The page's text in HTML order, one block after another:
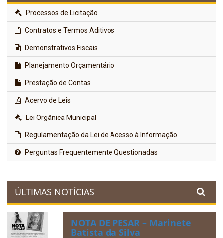
Processos de Licitação
Contratos e Termos Aditivos
Demonstrativos Fiscais
Planejamento Orçamentário
Prestação de Contas
Acervo de Leis
Lei Orgânica Municipal
Regulamentação da Lei de Acesso à Informação
Perguntas Frequentemente Questionadas
ÚLTIMAS NOTÍCIAS
NOTA DE PESAR – Marinete
Batista da Silva